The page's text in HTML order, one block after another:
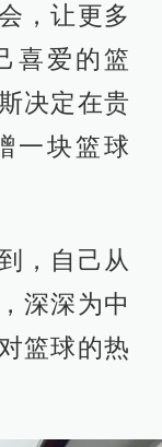
，让更多
喜爱的篮
决定在贵
一块篮球
，自己从
深深为中
篮球的热